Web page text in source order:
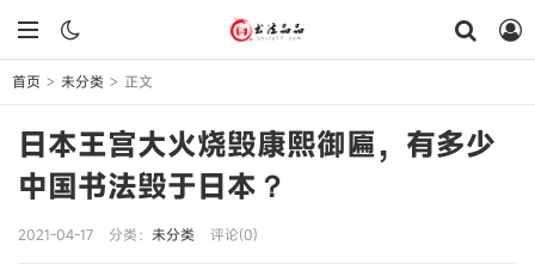
首页 > 未分类 > 正文
日本王宫大火烧毁康熙御匾，有多少
中国书法毁于日本？
2021-04-17 分类： 未分类 评论(0)